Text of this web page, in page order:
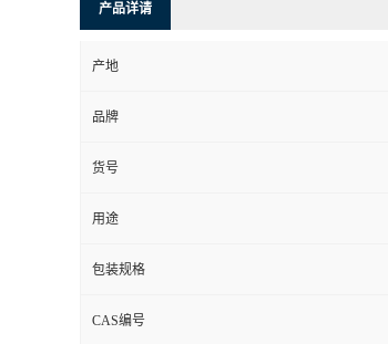
产品详请
产地
品牌
货号
用途
包装规格
CAS编号